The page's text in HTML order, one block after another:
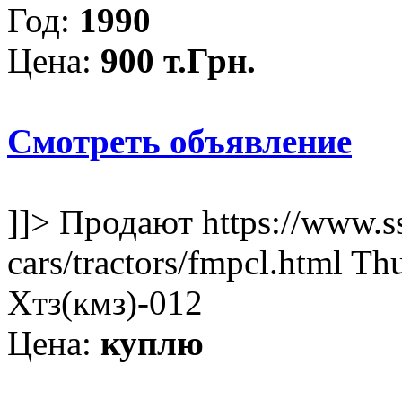
Год: 1990
Цена: 900 т.Грн.
Смотреть объявление
]]> Продают https://
cars/tractors/fmpcl.html
Хтз(кмз)-012
Цена: куплю